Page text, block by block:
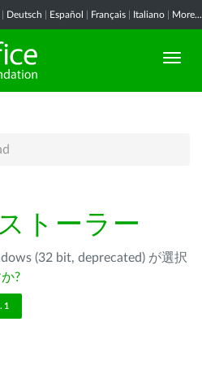
Deutsch Español Français Italiano More...
トーラー
(32 bit, deprecated) が選択
?